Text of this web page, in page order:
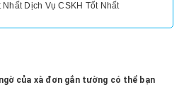
Nhất Dịch Vụ CSKH Tốt Nhất
của xà đơn gắn tường có thể bạn